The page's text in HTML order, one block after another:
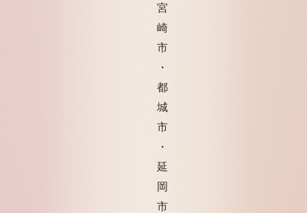
宮
崎
市
・
都
城
市
・
延
岡
市